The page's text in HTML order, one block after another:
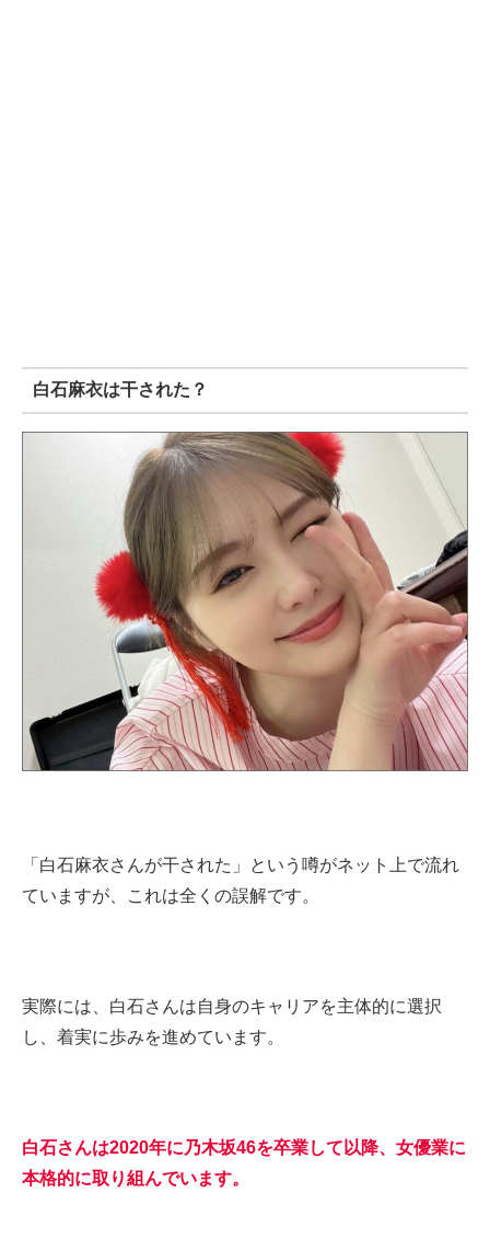
白石麻衣は干された？
「白石麻衣さんが干された」という噂がネット上で流れ
ていますが、これは全くの誤解です。
実際には、白石さんは自身のキャリアを主体的に選択
し、着実に歩みを進めています。
白石さんは2020年に乃木坂46を卒業して以降、女優業に
本格的に取り組んでいます。